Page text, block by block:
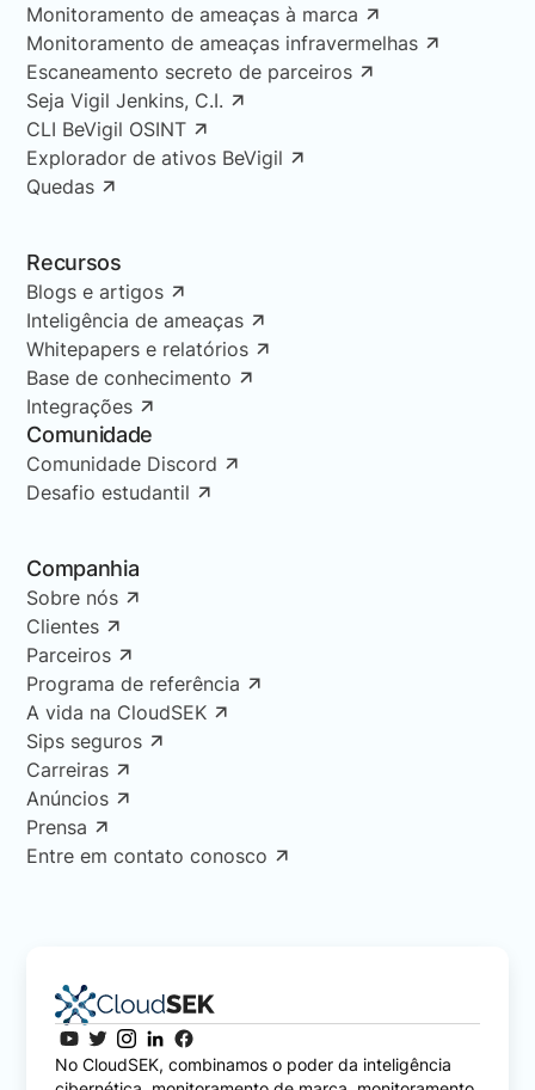
Monitoramento de ameaças à marca
Monitoramento de ameaças infravermelhas
Escaneamento secreto de parceiros
Seja Vigil Jenkins, C.I.
CLI BeVigil OSINT
Explorador de ativos BeVigil
Quedas
Recursos
Blogs e artigos
Inteligência de ameaças
Whitepapers e relatórios
Base de conhecimento
Integrações
Comunidade
Comunidade Discord
Desafio estudantil
Companhia
Sobre nós
Clientes
Parceiros
Programa de referência
A vida na CloudSEK
Sips seguros
Carreiras
Anúncios
Prensa
Entre em contato conosco
No CloudSEK, combinamos o poder da inteligência